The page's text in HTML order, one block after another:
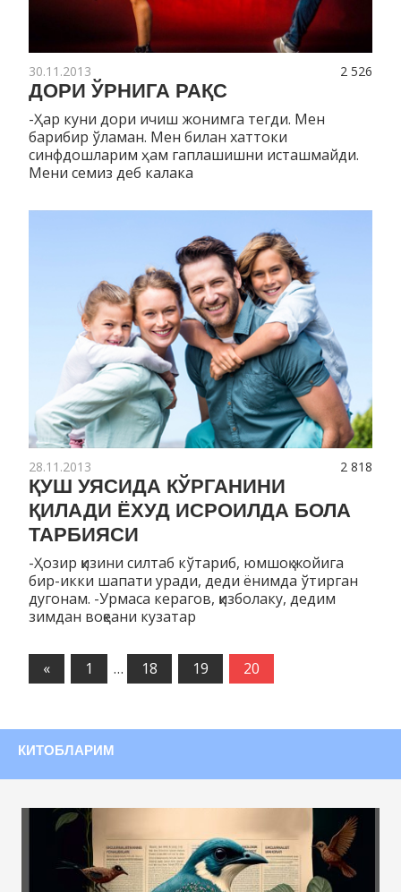
2 526
30.11.2013
ДОРИ ЎРНИГА РАҚС
-Ҳар куни дори ичиш жонимга тегди. Мен
барибир ўламан. Мен билан хаттоки
синфдошларим ҳам гаплашишни исташмайди.
Мени семиз деб калака
2 818
28.11.2013
ҚУШ УЯСИДА КЎРГАНИНИ
ҚИЛАДИ ЁХУД ИСРОИЛДА БОЛА
ТАРБИЯСИ
-Ҳозир қизини силтаб кўтариб, юмшоқ жойига
бир-икки шапати уради, деди ёнимда ўтирган
дугонам. -Урмаса керагов, қизболаку, дедим
зимдан воқеани кузатар
« Предыдущие
записи
1 … 18 19 20
КИТОБЛАРИМ